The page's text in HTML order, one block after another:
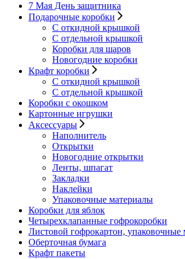
7 Мая День защитника
Подарочные коробки
С откидной крышкой
С отдельной крышкой
Коробки для шаров
Новогодние коробки
Крафт коробки
С откидной крышкой
С отдельной крышкой
Коробки с окошком
Картонные игрушки
Аксессуары
Наполнитель
Открытки
Новогодние открытки
Ленты, шпагат
Закладки
Наклейки
Упаковочные материалы
Коробки для яблок
Четырехклапанные гофрокоробки
Листовой гофрокартон, упаковочные
Оберточная бумага
Крафт пакеты